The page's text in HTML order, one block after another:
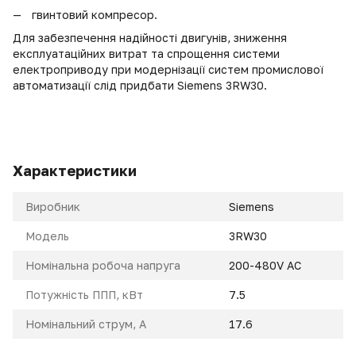
гвинтовий компресор.
Для забезпечення надійності двигунів, зниження
експлуатаційних витрат та спрощення системи
електроприводу при модернізації систем промислової
автоматизації слід придбати Siemens 3RW30.
Характеристики
Виробник Siemens
Модель 3RW30
Номінальна робоча напруга 200-480V AC
Потужність ППП, кВт 7.5
Номінальний струм, A 17.6